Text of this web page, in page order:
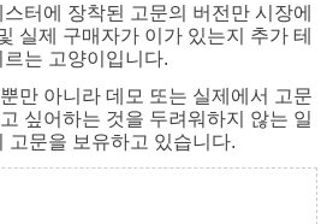
터에 장착된 고문의 버전만 시장에
실제 구매자가 이가 있는지 추가 테
는 고양이입니다.
만 아니라 데모 또는 실제에서 고문
싶어하는 것을 두려워하지 않는 일
고문을 보유하고 있습니다.